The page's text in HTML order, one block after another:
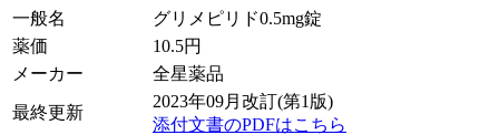
一般名
グリメピリド0.5mg錠
薬価
10.5円
メーカー
全星薬品
最終更新
2023年09月改訂(第1版)
添付文書のPDFはこちら